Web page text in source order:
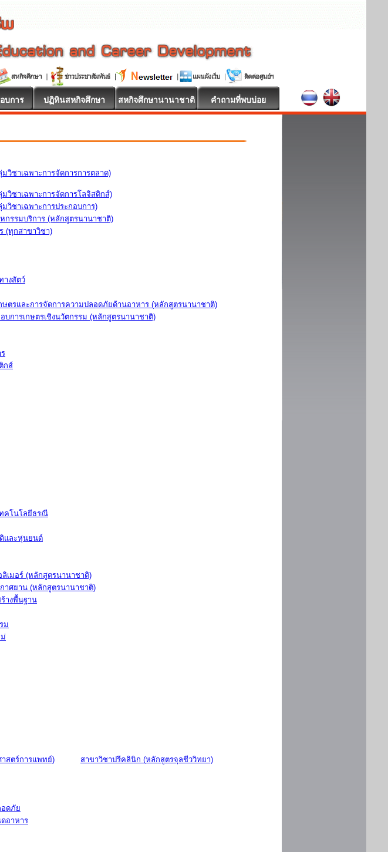
บการ ปฏิทินสหกิจศึกษา สหกิจศึกษานานาชาติ คำถามที่พบบ่อย
วิชาเฉพาะการจัดการการตลาด)
วิชาเฉพาะการจัดการโลจิสติกส์)
วิชาเฉพาะการประกอบการ)
กรรมบริการ (หลักสูตรนานาชาติ)
(ทุกสาขาวิชา)
างสัตว์
ษตรและการจัดการความปลอดภัยด้านอาหาร (หลักสูตรนานาชาติ)
การเกษตรเชิงนวัตกรรม (หลักสูตรนานาชาติ)
กส์
ทคโนโลยีธรณี
และหุ่นยนต์
เมอร์ (หลักสูตรนานาชาติ)
าศยาน (หลักสูตรนานาชาติ)
างพื้นฐาน
ม
สตร์การแพทย์)
สาขาวิชาปรีคลินิก (หลักสูตรจุลชีววิทยา)
ดภัย
อาหาร